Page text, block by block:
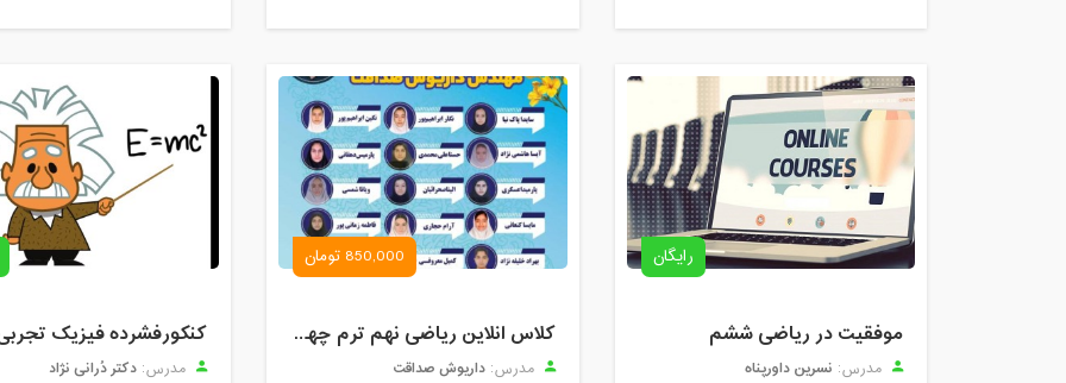
دوشنبه، 9 فروردین 1400 / ساعت: 09:00 - 10:30
دوشنبه، 9 فروردین 1400 / ساعت: 13:00 - 15:00
چهارشنبه، 11 فروردین 1400 / ساعت: 09:00 - 10:30
چهارشنبه، 11 فروردین 1400 / ساعت: 10:30 - 12:00
چهارشنبه، 11 فروردین 1400 / ساعت: 13:00 - 14:30
چهارشنبه، 11 فروردین 1400 / ساعت: 17:00 - 18:30
رایگان
موفقیت در ریاضی ششم
مدرس: نسرین داورپناه
850,000 تومان
کلاس انلاین ریاضی نهم ترم چهارم مهر 1404
مدرس: داریوش صداقت
کنکورفشرده فیزیک
مدرس: دکتر دُرانی نژاد